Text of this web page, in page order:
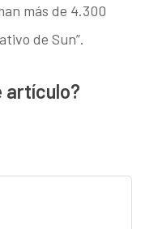
más de 4.300
de Sun”.
artículo?